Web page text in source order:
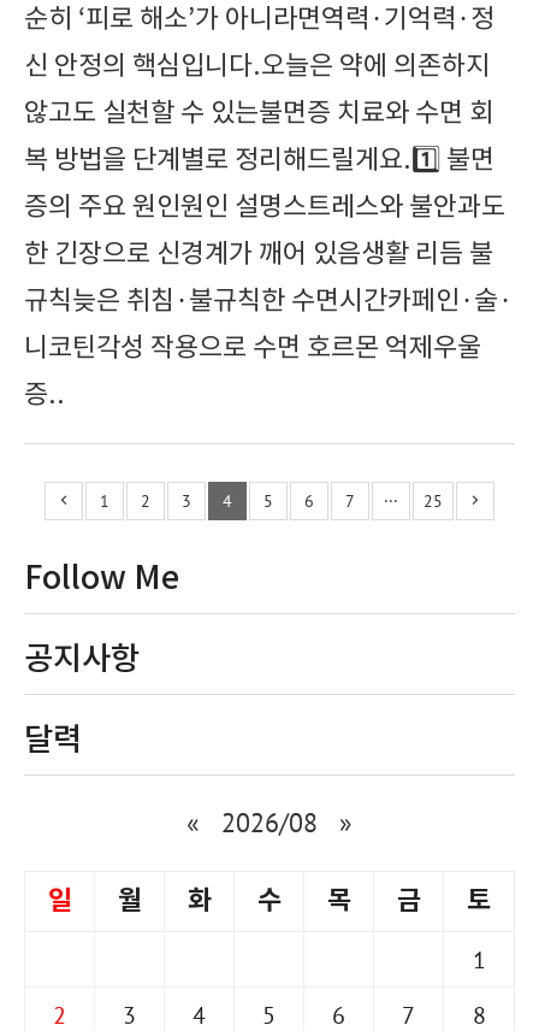
순히 ‘피로 해소’가 아니라면역력·기억력·정
신 안정의 핵심입니다.오늘은 약에 의존하지
않고도 실천할 수 있는불면증 치료와 수면 회
복 방법을 단계별로 정리해드릴게요.1️⃣ 불면
증의 주요 원인원인 설명스트레스와 불안과도
한 긴장으로 신경계가 깨어 있음생활 리듬 불
규칙늦은 취침·불규칙한 수면시간카페인·술·
니코틴각성 작용으로 수면 호르몬 억제우울
증..
1 2 3 4 5 6 7 ··· 25
Follow Me
공지사항
달력
« 2026/08 »
일 월 화 수 목 금 토
1
2
3 4 5 6 7
8